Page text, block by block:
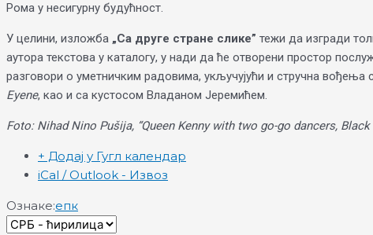
Рома у несигурну будућност.
У целини, изложба „Са друге стране слике” тежи да изгради
аутора текстова у каталогу, у нади да ће отворени простор
разговори о уметничким радовима, укључујући и стручна
Eyene, као и са кустосом Владаном Јеремићем.
Foto: Nihad Nino Pušija, “Queen Kenny with two go-go dancers, Black
+ Додај у Гугл календар
iCal / Outlook - Извоз
Ознаке:епк